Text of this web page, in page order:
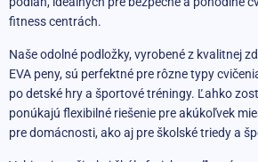
fitness centrách.
Naše odolné podložky, vyrobené z kvalitnej
EVA peny, sú perfektné pre rôzne typy
po detské hry a športové tréningy. Ľahko
ponúkajú flexibilné riešenie pre akúkoľvek
pre domácnosti, ako aj pre školské triedy a